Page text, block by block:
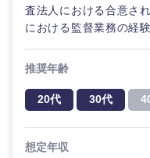
査法人における合意さ
における監督業務の経
推奨年齢
20代 30代
想定年収